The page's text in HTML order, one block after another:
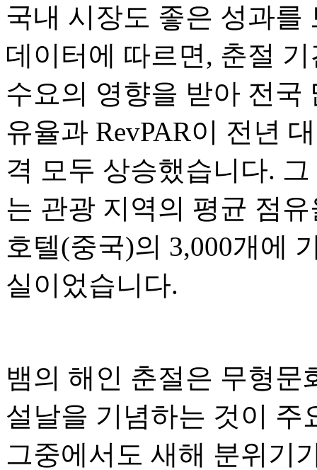
국내 시장도 좋은 성과를
데이터에 따르면, 춘절
수요의 영향을 받아 전국
유율과 RevPAR이 전년
격 모두 상승했습니다.
는 관광 지역의 평균 점
호텔(중국)의 3,000개에
실이었습니다.
뱀의 해인 춘절은 무형문
설날을 기념하는 것이 주
그중에서도 새해 분위기